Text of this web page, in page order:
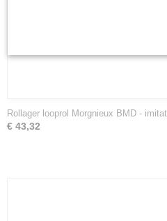
Rollager looprol Morgnieux BMD -
€ 43,32